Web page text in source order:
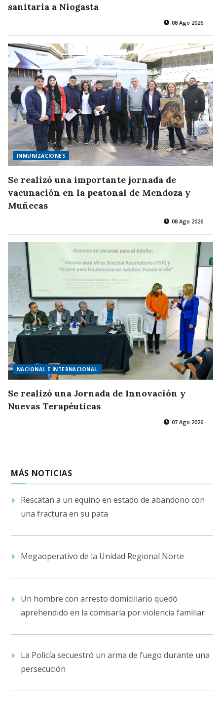
sanitaria a Niogasta
08 Ago 2026
INMUNIZACIONES
Se realizó una importante jornada de
vacunación en la peatonal de Mendoza y
Muñecas
08 Ago 2026
NACIONAL E INTERNACIONAL
Se realizó una Jornada de Innovación y
Nuevas Terapéuticas
07 Ago 2026
MÁS NOTICIAS
Rescatan a un equino en estado de abandono con
una fractura en su pata
Megaoperativo de la Unidad Regional Norte
Un hombre con arresto domiciliario quedó
aprehendido en la comisaría por violencia familiar
La Policía secuestró un arma de fuego durante una
persecución